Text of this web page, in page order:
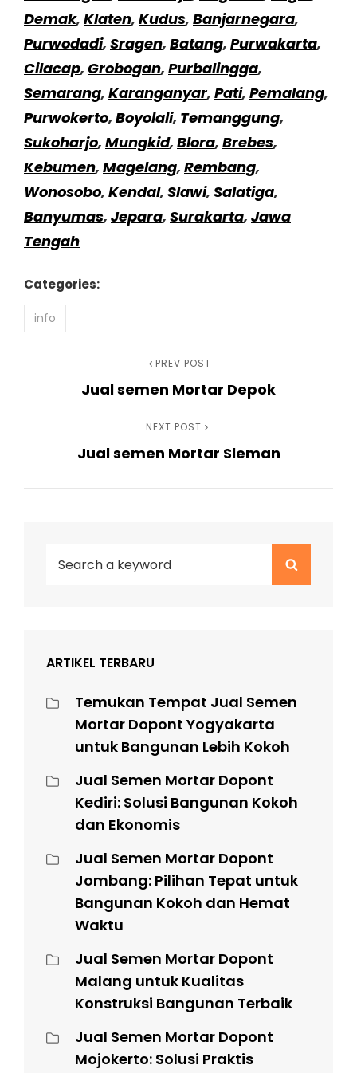
Demak, Klaten, Kudus, Banjarnegara,
Purwodadi, Sragen, Batang, Purwakarta,
Cilacap, Grobogan, Purbalingga,
Semarang, Karanganyar, Pati, Pemalang,
Purwokerto, Boyolali, Temanggung,
Sukoharjo, Mungkid, Blora, Brebes,
Kebumen, Magelang, Rembang,
Wonosobo, Kendal, Slawi, Salatiga,
Banyumas, Jepara, Surakarta, Jawa
Tengah
Categories:
info
PREV POST
Jual semen Mortar Depok
NEXT POST
Jual semen Mortar Sleman
ARTIKEL TERBARU
Temukan Tempat Jual Semen
Mortar Dopont Yogyakarta
untuk Bangunan Lebih Kokoh
Jual Semen Mortar Dopont
Kediri: Solusi Bangunan Kokoh
dan Ekonomis
Jual Semen Mortar Dopont
Jombang: Pilihan Tepat untuk
Bangunan Kokoh dan Hemat
Waktu
Jual Semen Mortar Dopont
Malang untuk Kualitas
Konstruksi Bangunan Terbaik
Jual Semen Mortar Dopont
Mojokerto: Solusi Praktis